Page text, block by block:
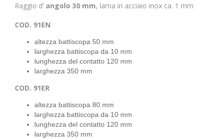
Raggio d’ angolo 30 mm, lama in acciaio inox ca. 1 mm
COD. 91EN
altezza battiscopa 50 mm
larghezza battiscopa da 10 mm
lunghezza del contatto 120 mm
larghezza 350 mm
COD. 91ER
altezza battiscopa 80 mm
larghezza battiscopa da 10 mm
lunghezza del contatto 120 mm
larghezza 350 mm